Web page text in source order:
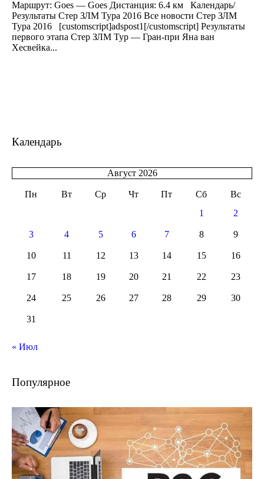
Маршрут: Goes — Goes Дистанция: 6.4 км Календарь/
Результаты Стер ЗЛМ Тура 2016 Все новости Стер ЗЛМ
Тура 2016 [customscript]adspost1[/customscript] Результаты
первого этапа Стер ЗЛМ Тур — Гран-при Яна ван
Хесвейка...
Календарь
Август 2026
Пн Вт Ср Чт Пт Сб
Вс
1
2
3 4 5 6 7 8 9
10 11 12 13 14 15 16
17 18 19 20 21 22 23
24 25 26 27 28 29 30
31
« Июл
Популярное